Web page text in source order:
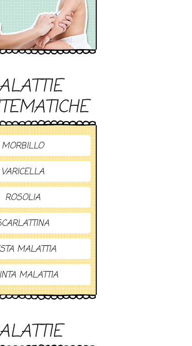
MORBILLO
VARICELLA
ROSOLIA
MALATTIA
MALATTIA